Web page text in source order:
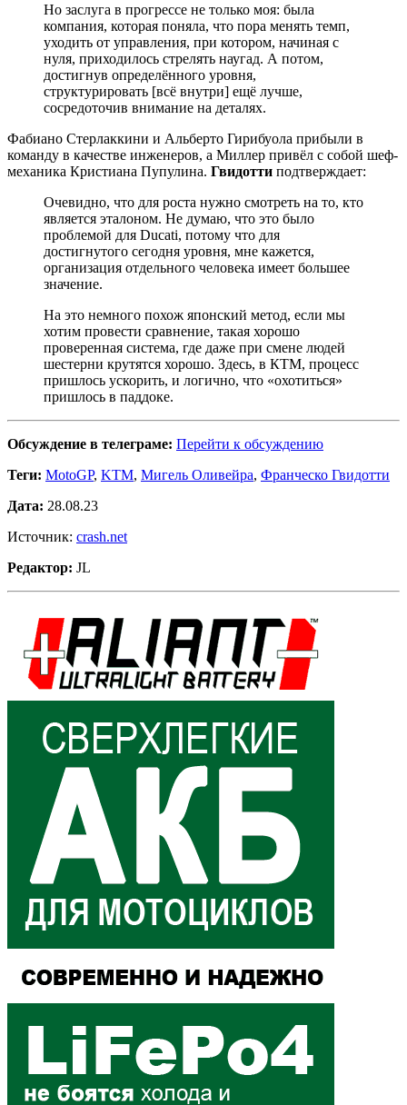
Но заслуга в прогрессе не только моя: была
компания, которая поняла, что пора менять темп,
уходить от управления, при котором, начиная с
нуля, приходилось стрелять наугад. А потом,
достигнув определённого уровня,
структурировать [всё внутри] ещё лучше,
сосредоточив внимание на деталях.
Фабиано Стерлаккини и Альберто Гирибуола прибыли в
команду в качестве инженеров, а Миллер привёл с собой шеф-
механика Кристиана Пупулина. Гвидотти подтверждает:
Очевидно, что для роста нужно смотреть на то, кто
является эталоном. Не думаю, что это было
проблемой для Ducati, потому что для
достигнутого сегодня уровня, мне кажется,
организация отдельного человека имеет большее
значение.
На это немного похож японский метод, если мы
хотим провести сравнение, такая хорошо
проверенная система, где даже при смене людей
шестерни крутятся хорошо. Здесь, в КТМ, процесс
пришлось ускорить, и логично, что «охотиться»
пришлось в паддоке.
Обсуждение в телеграме: Перейти к обсуждению
Теги: MotoGP, KTM, Мигель Оливейра, Франческо Гвидотти
Дата: 28.08.23
Источник: crash.net
Редактор: JL